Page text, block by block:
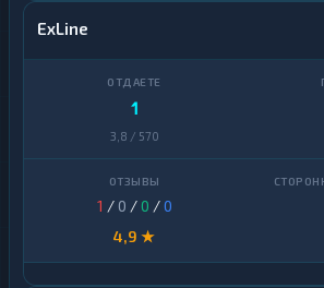
ExLine
1
3,8 / 570
1 / 0 /0 /0
4,9 ★